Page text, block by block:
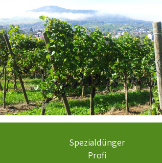
Spezialdünger
Profi